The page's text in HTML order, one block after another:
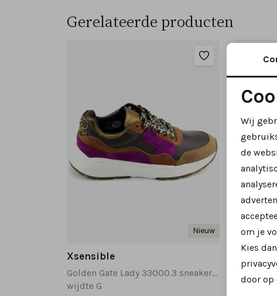
Gerelateerde producten
Nieuw
Xsensible
Golden Gate Lady 33000.3 sneakers cognac
wijdte G
wijdte G
Wij
de
om je
Kies
door op